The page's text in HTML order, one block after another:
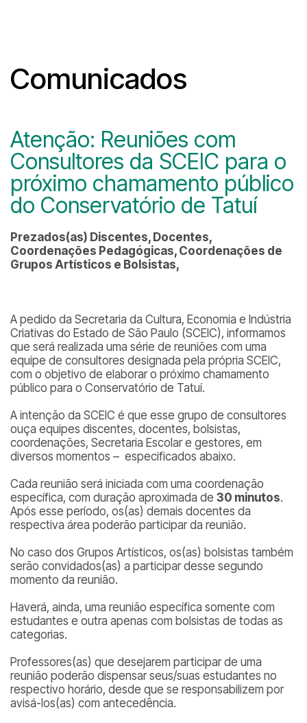
Comunicados
Atenção: Reuniões com
Consultores da SCEIC para o
próximo chamamento público
do Conservatório de Tatuí
Prezados(as) Discentes, Docentes,
Coordenações Pedagógicas, Coordenações de
Grupos Artísticos e Bolsistas,
A pedido da Secretaria da Cultura, Economia e Indústria
Criativas do Estado de São Paulo (SCEIC), informamos
que será realizada uma série de reuniões com uma
equipe de consultores designada pela própria SCEIC,
com o objetivo de elaborar o próximo chamamento
público para o Conservatório de Tatuí.
A intenção da SCEIC é que esse grupo de consultores
ouça equipes discentes, docentes, bolsistas,
coordenações, Secretaria Escolar e gestores, em
diversos momentos – especificados abaixo.
Cada reunião será iniciada com uma coordenação
específica, com duração aproximada de 30 minutos.
Após esse período, os(as) demais docentes da
respectiva área poderão participar da reunião.
No caso dos Grupos Artísticos, os(as) bolsistas também
serão convidados(as) a participar desse segundo
momento da reunião.
Haverá, ainda, uma reunião específica somente com
estudantes e outra apenas com bolsistas de todas as
categorias.
Professores(as) que desejarem participar de uma
reunião poderão dispensar seus/suas estudantes no
respectivo horário, desde que se responsabilizem por
avisá-los(as) com antecedência.